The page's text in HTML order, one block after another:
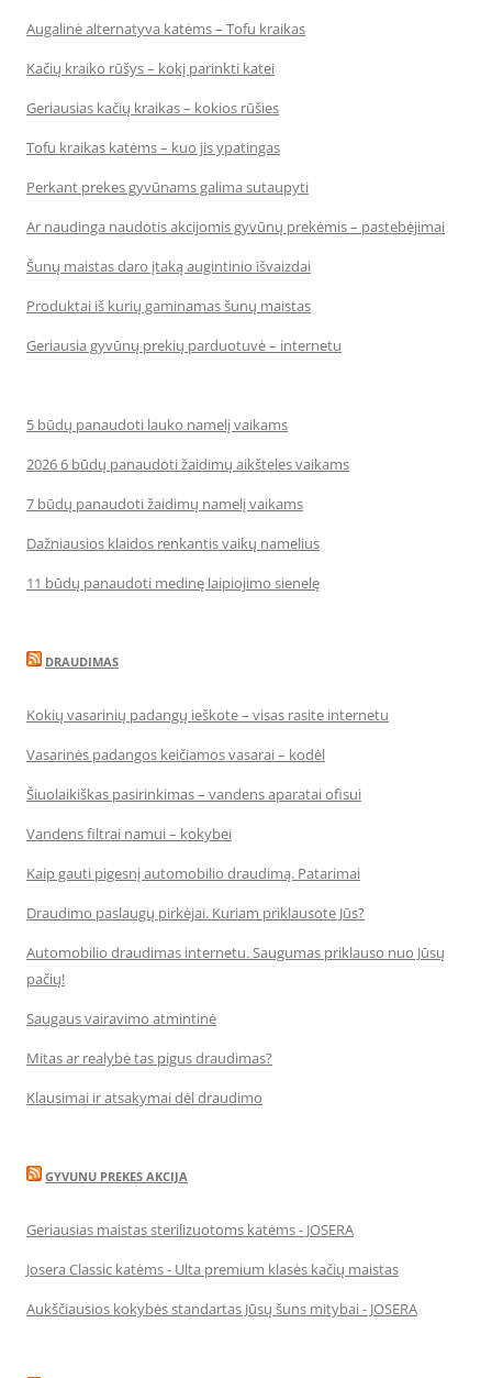
Augalinė alternatyva katėms – Tofu kraikas
Kačių kraiko rūšys – kokį parinkti katei
Geriausias kačių kraikas – kokios rūšies
Tofu kraikas katėms – kuo jis ypatingas
Perkant prekes gyvūnams galima sutaupyti
Ar naudinga naudotis akcijomis gyvūnų prekėmis – pastebėjimai
Šunų maistas daro įtaką augintinio išvaizdai
Produktai iš kurių gaminamas šunų maistas
Geriausia gyvūnų prekių parduotuvė – internetu
5 būdų panaudoti lauko namelį vaikams
2026 6 būdų panaudoti žaidimų aikšteles vaikams
7 būdų panaudoti žaidimų namelį vaikams
Dažniausios klaidos renkantis vaikų namelius
11 būdų panaudoti medinę laipiojimo sienelę
DRAUDIMAS
Kokių vasarinių padangų ieškote – visas rasite internetu
Vasarinės padangos keičiamos vasarai – kodėl
Šiuolaikiškas pasirinkimas – vandens aparatai ofisui
Vandens filtrai namui – kokybei
Kaip gauti pigesnį automobilio draudimą. Patarimai
Draudimo paslaugų pirkėjai. Kuriam priklausote Jūs?
Automobilio draudimas internetu. Saugumas priklauso nuo Jūsų
pačių!
Saugaus vairavimo atmintinė
Mitas ar realybė tas pigus draudimas?
Klausimai ir atsakymai dėl draudimo
GYVUNU PREKES AKCIJA
Geriausias maistas sterilizuotoms katėms - JOSERA
Josera Classic katėms - Ulta premium klasės kačių maistas
Aukščiausios kokybės standartas Jūsų šuns mitybai - JOSERA